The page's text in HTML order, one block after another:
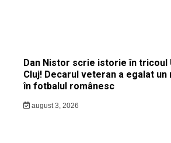
Dan Nistor scrie istorie în tricoul
Cluj! Decarul veteran a egalat
în fotbalul românesc
august 3, 2026